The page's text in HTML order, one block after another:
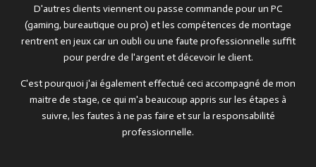
D'autres clients viennent ou passe commande pour un PC
(gaming, bureautique ou pro) et les compétences de montage
rentrent en jeux car un oubli ou une faute professionnelle suffit
pour perdre de l'argent et décevoir le client.
C'est pourquoi j'ai également effectué ceci accompagné de mon
maitre de stage, ce qui m'a beaucoup appris sur les étapes à
suivre, les fautes à ne pas faire et sur la responsabilité
professionnelle.